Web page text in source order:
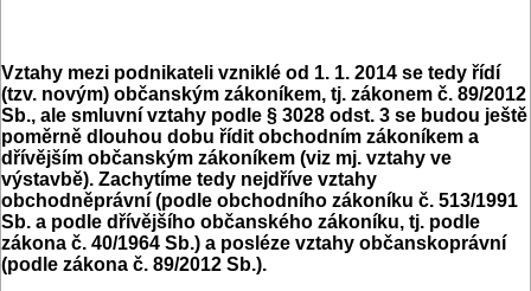
Vztahy mezi podnikateli vzniklé od 1. 1. 2014 se tedy řídí
(tzv. novým) občanským zákoníkem, tj. zákonem č. 89/2012
Sb., ale smluvní vztahy podle § 3028 odst. 3 se budou ještě
poměrně dlouhou dobu řídit obchodním zákoníkem a
dřívějším občanským zákoníkem (viz mj. vztahy ve
výstavbě). Zachytíme tedy nejdříve vztahy
obchodněprávní (podle obchodního zákoníku č. 513/1991
Sb. a podle dřívějšího občanského zákoníku, tj. podle
zákona č. 40/1964 Sb.) a posléze vztahy občanskoprávní
(podle zákona č. 89/2012 Sb.).